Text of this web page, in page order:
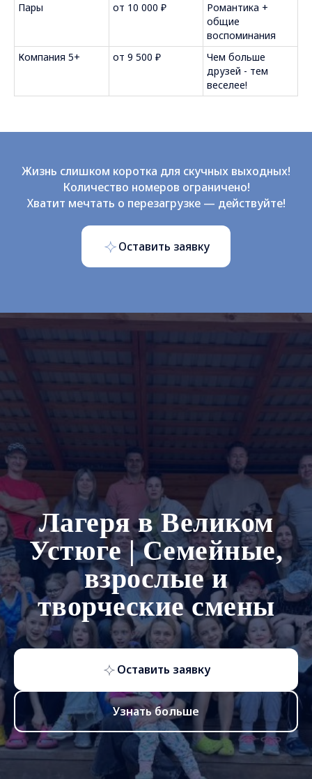
Пары
от 10 000 ₽
Романтика +
общие
воспоминания
Компания 5+
от 9 500 ₽
Чем больше
друзей - тем
веселее!
Жизнь слишком коротка для скучных выходных!
Количество номеров ограничено!
Хватит мечтать о перезагрузке — действуйте!
Оставить заявку
Лагеря в Великом
Устюге | Семейные,
взрослые и
творческие смены
Оставить заявку
Узнать больше